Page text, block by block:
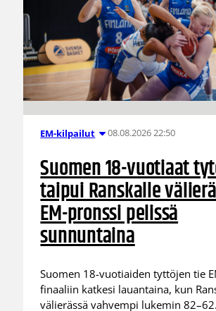
EM-kilpailut 08.08.2026 22:50
Suomen 18-vuotiaat
taipui Ranskalle
EM-pronssi pelissä
sunnuntaina
Suomen 18-vuotiaiden tyttöjen tie
finaaliin katkesi lauantaina, kun
välierässä vahvempi lukemin 82–62.